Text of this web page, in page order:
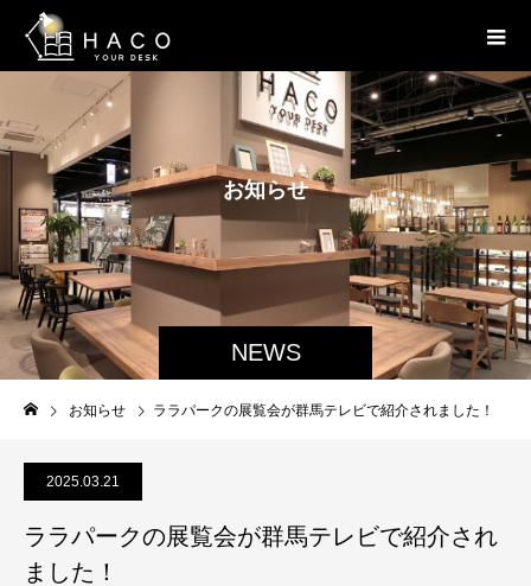
NEWS
お知らせ
お知らせ ララパークの展覧会が群馬テレビで紹介されました！
2025.03.21
ララパークの展覧会が群馬テレビで紹介され
ました！